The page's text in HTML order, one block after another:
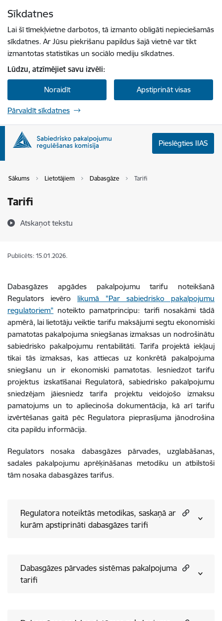
Sīkdatnes
Lai šī tīmekļvietne darbotos, tā izmanto obligāti nepieciešamās
sīkdatnes. Ar Jūsu piekrišanu papildus šajā vietnē var tikt
izmantotas statistikas un sociālo mediju sīkdatnes.
Lūdzu, atzīmējiet savu izvēli:
Noraidīt Apstiprināt visas
Pārvaldīt sīkdatnes
Pieslēgties IIAS
Sākums Lietotājiem Dabasgāze Tarifi
Tarifi
Atskaņot tekstu
Publicēts: 15.01.2026.
Dabasgāzes apgādes pakalpojumu tarifu noteikšanā
Regulators ievēro likumā "Par sabiedrisko pakalpojumu
regulatoriem" noteikto pamatprincipu: tarifi nosakāmi tādā
apmērā, lai lietotāju veiktie tarifu maksājumi segtu ekonomiski
pamatotas pakalpojuma sniegšanas izmaksas un nodrošinātu
sabiedrisko pakalpojumu rentabilitāti. Tarifa projektā iekļauj
tikai tās izmaksas, kas attiecas uz konkrētā pakalpojuma
sniegšanu un ir ekonomiski pamatotas. Iesniedzot tarifu
projektus izskatīšanai Regulatorā, sabiedrisko pakalpojumu
sniedzējam jāiesniedz tarifa projektu veidojošo izmaksu
pamatojums un to apliecinoša dokumentācija, kā arī tarifu
izvērtēšanas gaitā pēc Regulatora pieprasījuma jānodrošina
cita papildu informācija.
Regulators nosaka dabasgāzes pārvades, uzglabāšanas,
sadales pakalpojumu aprēķināšanas metodiku un atbilstoši
tām nosaka dabasgāzes tarifus.
Regulatora noteiktās metodikas, saskaņā ar
kurām apstiprināti dabasgāzes tarifi
Dabasgāzes pārvades sistēmas pakalpojuma
tarifi